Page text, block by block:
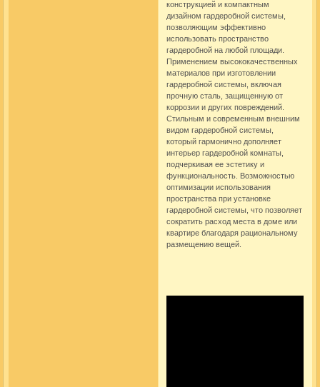
конструкцией и компактным
дизайномгардеробной системы
позволяющим эффективно
использовать пространство
гардеробной на любой площади.
Применением высококачественных
материалов при изготовлении
гардеробной системы, включая
прочную сталь, защищенную от
коррозии и других повреждений.
Стильным и современным внешним
видом гардеробной системы,
который гармонично дополняет
интерьер гардеробной комнаты,
подчеркивая ее эстетику и
функциональность. Возможностью
оптимизации использования
пространства при установке
гардеробной системы , что позволяет
сократить расход места в доме или
квартире благодаря рациональному
размещению вещей.